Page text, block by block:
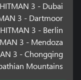
HITMAN 3 - Dubai
3 - Dartmoor
HITMAN 3 - Berlin
3 - Mendoza
3 - Chongqing
Mountains